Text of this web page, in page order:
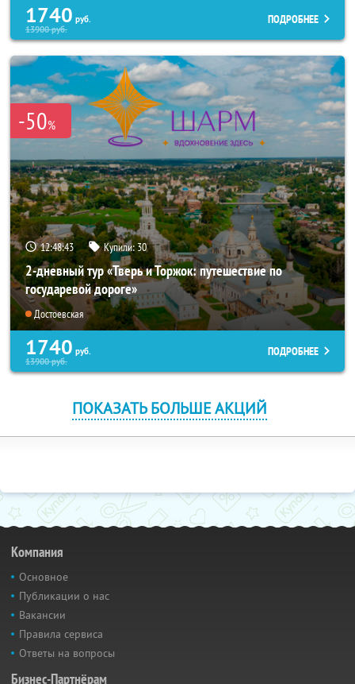
1740 руб.
13900руб.
ПОДРОБНЕЕ
-50%
12:48:43 Купили:30
2-дневный тур «Тверь и Торжок: путешествие по
государевой дороге»
Достоевская
1740 руб.
13900руб.
ПОДРОБНЕЕ
ПОКАЗАТЬ БОЛЬШЕ АКЦИЙ
Компания
Основное
Публикации о нас
Вакансии
Правила сервиса
Ответы на вопросы
Бизнес-Партнёрам